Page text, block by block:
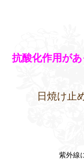
抗酸化作用が
日焼け止
紫外線